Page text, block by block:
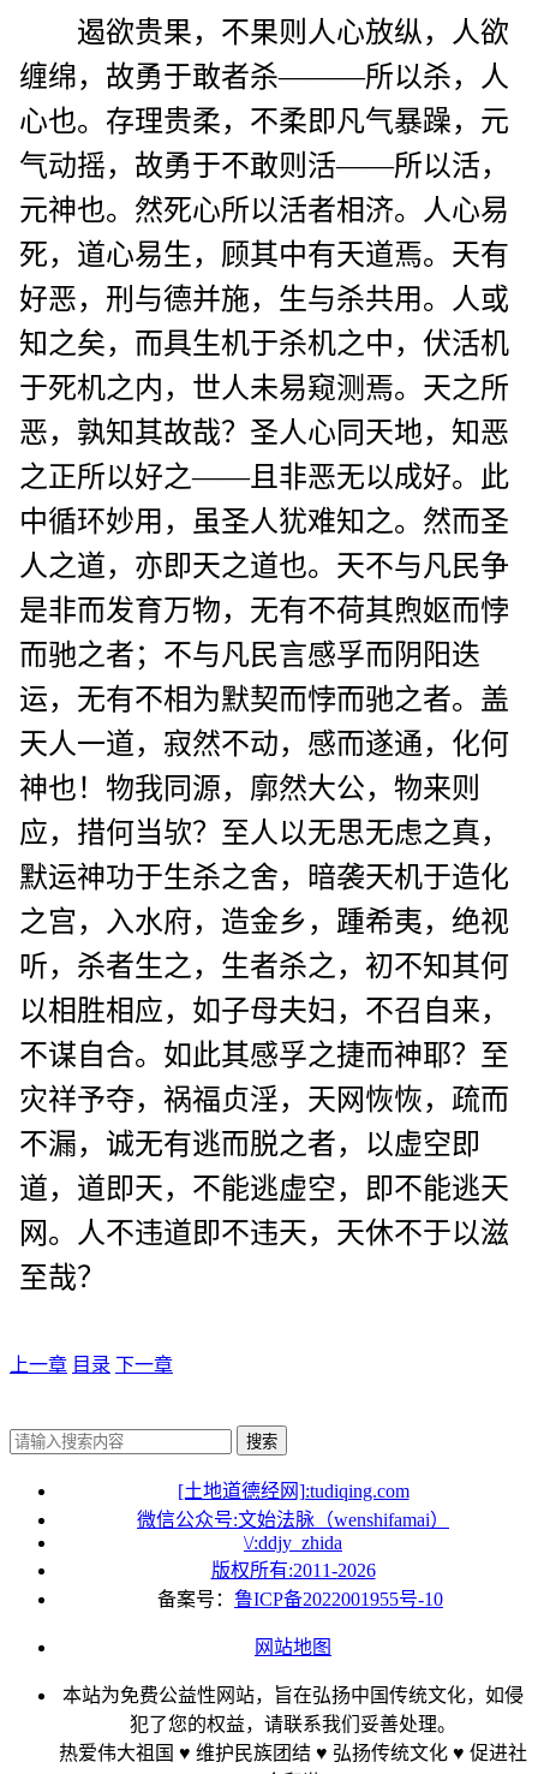
遏欲贵果，不果则人心放纵，人欲
缠绵，故勇于敢者杀———所以杀，人
心也。存理贵柔，不柔即凡气暴躁，元
气动摇，故勇于不敢则活——所以活，
元神也。然死心所以活者相济。人心易
死，道心易生，顾其中有天道焉。天有
好恶，刑与德并施，生与杀共用。人或
知之矣，而具生机于杀机之中，伏活机
于死机之内，世人未易窥测焉。天之所
恶，孰知其故哉？圣人心同天地，知恶
之正所以好之——且非恶无以成好。此
中循环妙用，虽圣人犹难知之。然而圣
人之道，亦即天之道也。天不与凡民争
是非而发育万物，无有不荷其煦妪而悖
而驰之者；不与凡民言感孚而阴阳迭
运，无有不相为默契而悖而驰之者。盖
天人一道，寂然不动，感而遂通，化何
神也！物我同源，廓然大公，物来则
应，措何当欤？至人以无思无虑之真，
默运神功于生杀之舍，暗袭天机于造化
之宫，入水府，造金乡，踵希夷，绝视
听，杀者生之，生者杀之，初不知其何
以相胜相应，如子母夫妇，不召自来，
不谋自合。如此其感孚之捷而神耶？至
灾祥予夺，祸福贞淫，天网恢恢，疏而
不漏，诚无有逃而脱之者，以虚空即
道，道即天，不能逃虚空，即不能逃天
网。人不违道即不违天，天休不于以滋
至哉？
上一章 目录 下一章
搜索
[土地道德经网]:tudiqing.com
微信公众号:文始法脉（wenshifamai）
\/:ddjy_zhida
版权所有:2011-2026
备案号： 鲁ICP备2022001955号-10
网站地图
本站为免费公益性网站，旨在弘扬中国传统文化，如侵
犯了您的权益，请联系我们妥善处理。
热爱伟大祖国 ♥ 维护民族团结 ♥ 弘扬传统文化 ♥ 促进社